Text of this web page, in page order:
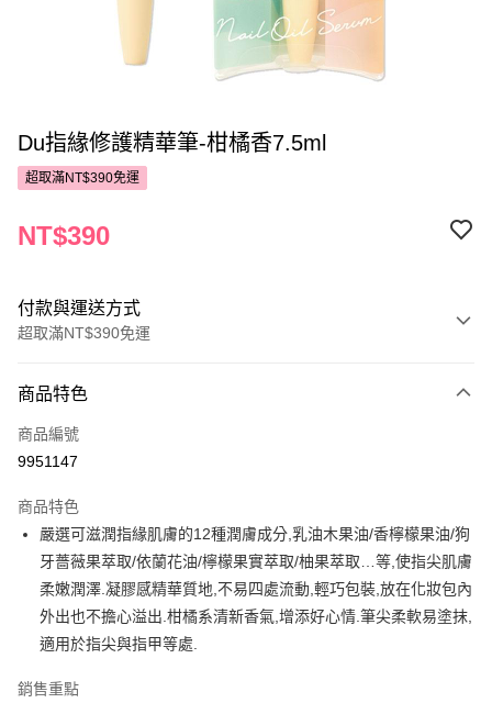
Du指緣修護精華筆-柑橘香7.5ml
超取滿NT$390免運
NT$390
付款與運送方式
超取滿NT$390免運
POYA支付
信用卡一次付款
LINE Pay
Apple Pay
街口支付
悠遊付
Google Pay
商品特色
商品編號
9951147
商品特色
嚴選可滋潤指緣肌膚的12種潤膚成分,乳油木果油/香檸檬果油/狗
牙薔薇果萃取/依蘭花油/檸檬果實萃取/柚果萃取…等,使指尖肌膚
柔嫩潤澤.凝膠感精華質地,不易四處流動,輕巧包裝,放在化妝包內
外出也不擔心溢出.柑橘系清新香氣,增添好心情.筆尖柔軟易塗抹,
適用於指尖與指甲等處.
銷售重點